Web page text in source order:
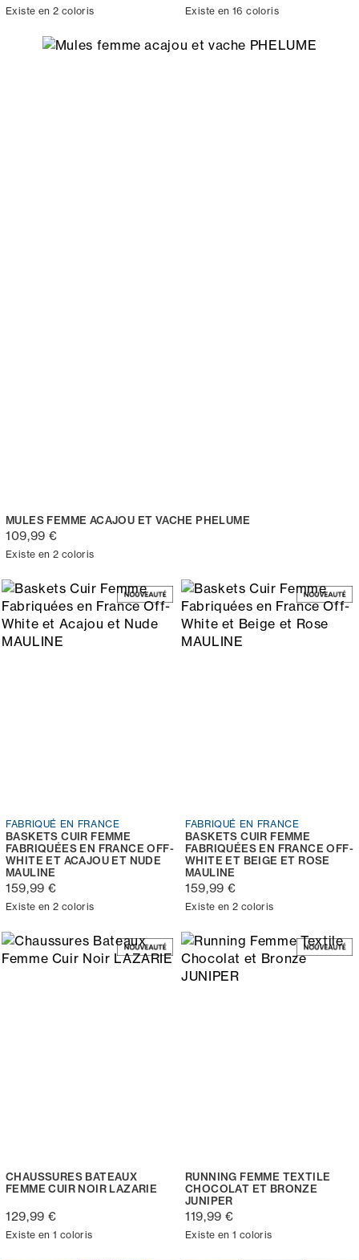
Existe en 2 coloris Existe en 16 coloris
MULES FEMME ACAJOU ET VACHE PHELUME
109,99 €
Existe en 2 coloris
FABRIQUÉ EN FRANCE
BASKETS CUIR FEMME
FABRIQUÉES EN FRANCE OFF-
WHITE ET ACAJOU ET NUDE
MAULINE
159,99 €
Existe en 2 coloris
FABRIQUÉ EN FRANCE
BASKETS CUIR FEMME
FABRIQUÉES EN FRANCE OFF-
WHITE ET BEIGE ET ROSE
MAULINE
159,99 €
Existe en 2 coloris
CHAUSSURES BATEAUX
FEMME CUIR NOIR LAZARIE
129,99 €
Existe en 1 coloris
RUNNING FEMME TEXTILE
CHOCOLAT ET BRONZE
JUNIPER
119,99 €
Existe en 1 coloris